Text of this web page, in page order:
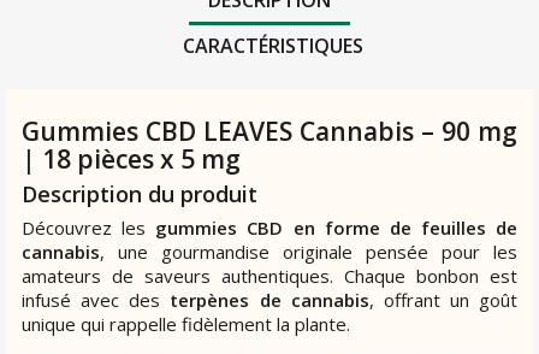
CARACTÉRISTIQUES
Gummies CBD LEAVES Cannabis – 90 mg
| 18 pièces x 5 mg
Description du produit
Découvrez les gummies CBD en forme de feuilles de
cannabis, une gourmandise originale pensée pour les
amateurs de saveurs authentiques. Chaque bonbon est
infusé avec des terpènes de cannabis, offrant un goût
unique qui rappelle fidèlement la plante.